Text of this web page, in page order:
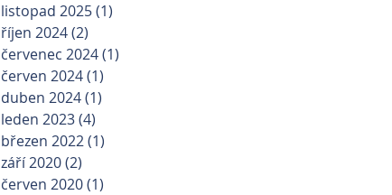
listopad 2025(1)
říjen 2024(2)
červenec 2024(1)
červen 2024(1)
duben 2024(1)
leden 2023(4)
březen 2022(1)
září 2020(2)
červen 2020(1)